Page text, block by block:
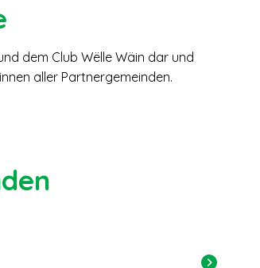
dem Club Wëlle Wäin dar und
aller Partnergemeinden.